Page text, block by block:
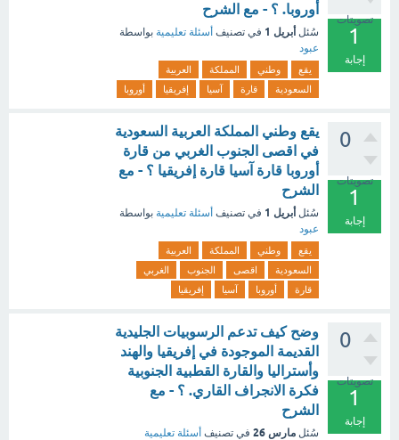
تصويتات
1
إجابة
أوروبا. ؟ - مع الشرح
سُئل أبريل 1 في تصنيف أسئلة تعليمية بواسطة
عبود
يقع وطني المملكة
العربية
السعودية
قارة آسيا إفريقيا أوروبا
0
تصويتات
1
إجابة
يقع وطني المملكة العربية السعودية
في اقصى الجنوب الغربي من قارة
أوروبا قارة آسيا قارة إفريقيا ؟ - مع
الشرح
سُئل أبريل 1 في تصنيف أسئلة تعليمية بواسطة
عبود
يقع وطني المملكة
العربية
السعودية
اقصى الجنوب
الغربي
قارة
أوروبا آسيا إفريقيا
0
تصويتات
1
إجابة
وضح كيف تدعم الرسوبيات الجليدية
القديمة الموجودة في إفريقيا والهند
وأستراليا والقارة القطبية الجنوبية
فكرة الانجراف القاري. ؟ - مع
الشرح
سُئل مارس 26 في تصنيف أسئلة تعليمية